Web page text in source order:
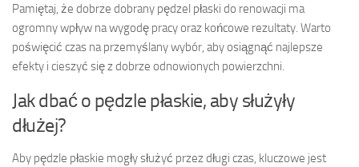
Pamiętaj, że dobrze dobrany pędzel płaski do renowacji ma
ogromny wpływ na wygodę pracy oraz końcowe rezultaty. Warto
poświęcić czas na przemyślany wybór, aby osiągnąć najlepsze
efekty i cieszyć się z dobrze odnowionych powierzchni.
Jak dbać o pędzle płaskie, aby służyły
dłużej?
Aby pędzle płaskie mogły służyć przez długi czas, kluczowe jest